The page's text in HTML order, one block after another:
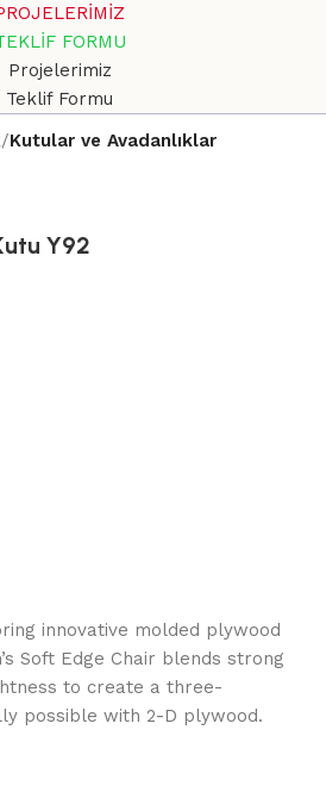
FORMU
Projelerimiz
Teklif Formu
Kutular ve Avadanlıklar
Y92
innovative molded plywood
Soft Edge Chair blends strong
to create a three-
possible with 2-D plywood.